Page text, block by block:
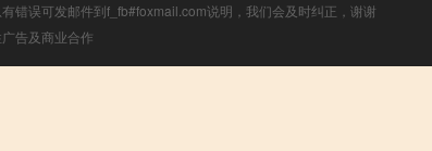
错误可发邮件到f_fb#foxmail.com说明，我们会及时纠正，谢谢
告及商业合作